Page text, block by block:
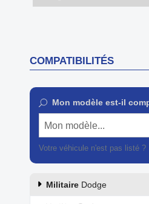
COMPATIBILITÉS
Mon modèle est-il
Mon modèle...
Votre véhicule n'est pas listé ?
Militaire Dodge